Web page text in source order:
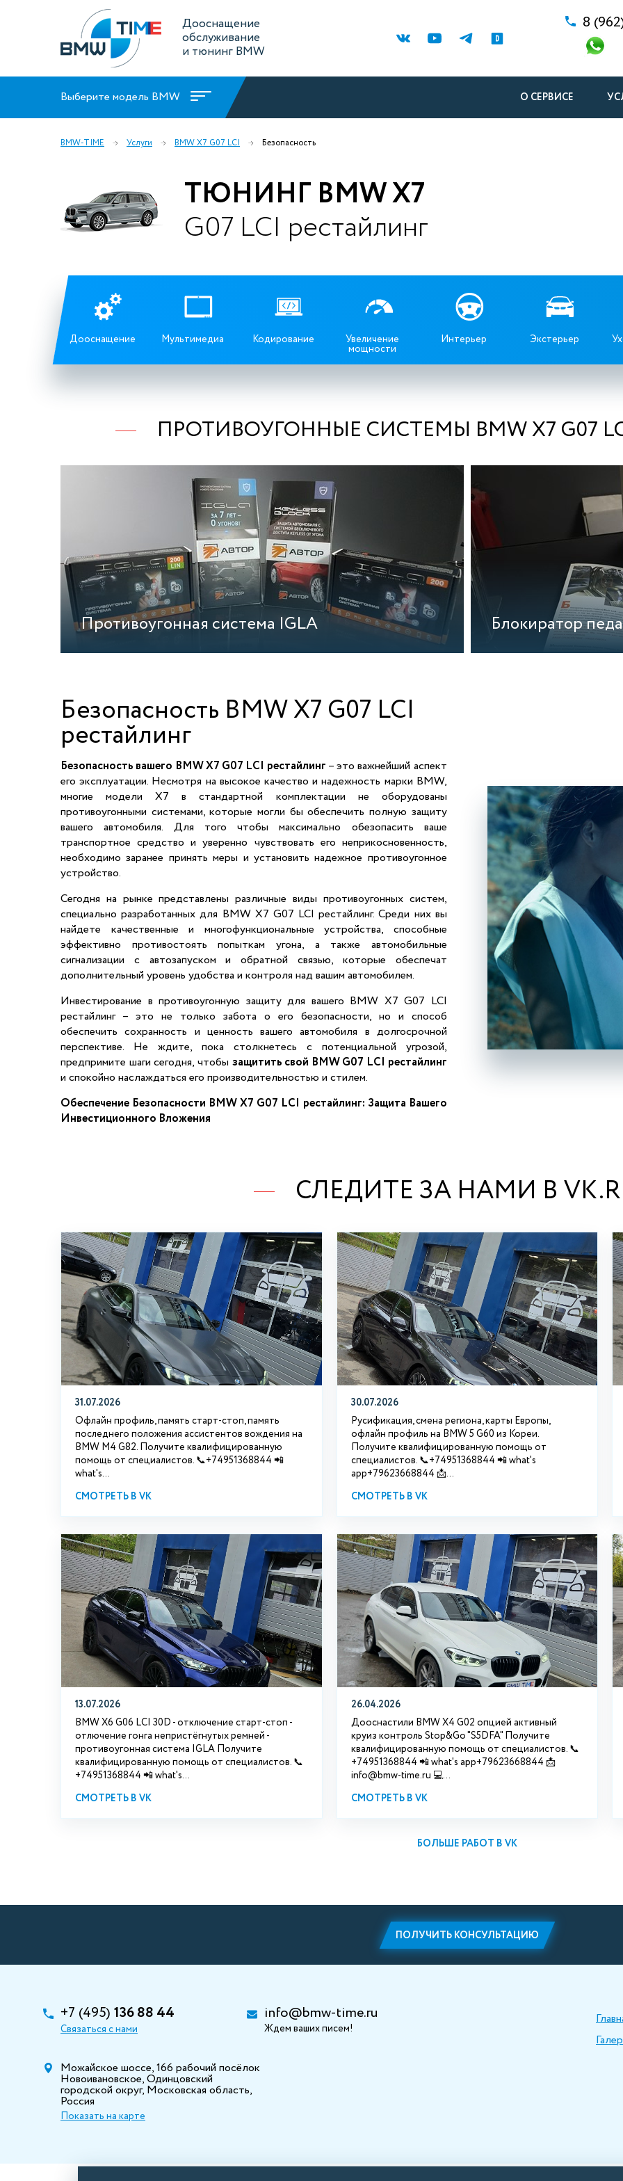
Дооснащение
обслуживание
и тюнинг BMW
8
Выберите модель BMW О СЕРВИСЕ
BMW-TIME Услуги BMW X7 G07 LCI Безопасность
ТЮНИНГ BMW X7
G07 LCI рестайлинг
Дооснащение Мультимедиа Кодирование Увеличение
мощности
Интерьер Экстерьер
ПРОТИВОУГОННЫЕ СИСТЕМЫ BMW X7 G07
Противоугонная система IGLA Блокиратор
Безопасность BMW X7 G07 LCI
рестайлинг
Безопасность вашего BMW X7 G07 LCI рестайлинг – это важнейший аспект
его эксплуатации. Несмотря на высокое качество и надежность марки BMW,
многие модели X7 в стандартной комплектации не оборудованы
противоугонными системами, которые могли бы обеспечить полную защиту
вашего автомобиля. Для того чтобы максимально обезопасить ваше
транспортное средство и уверенно чувствовать его неприкосновенность,
необходимо заранее принять меры и установить надежное противоугонное
устройство.
Сегодня на рынке представлены различные виды противоугонных систем,
специально разработанных для BMW X7 G07 LCI рестайлинг. Среди них вы
найдете качественные и многофункциональные устройства, способные
эффективно противостоять попыткам угона, а также автомобильные
сигнализации с автозапуском и обратной связью, которые обеспечат
дополнительный уровень удобства и контроля над вашим автомобилем.
Инвестирование в противоугонную защиту для вашего BMW X7 G07 LCI
рестайлинг – это не только забота о его безопасности, но и способ
обеспечить сохранность и ценность вашего автомобиля в долгосрочной
перспективе. Не ждите, пока столкнетесь с потенциальной угрозой,
предпримите шаги сегодня, чтобы защитить свой BMW G07 LCI рестайлинг
и спокойно наслаждаться его производительностью и стилем.
Обеспечение Безопасности BMW X7 G07 LCI рестайлинг: Защита Вашего
Инвестиционного Вложения
СЛЕДИТЕ ЗА НАМИ В
31.07.2026
Офлайн профиль, память старт-стоп, память
последнего положения ассистентов вождения на
BMW М4 G82. Получите квалифицированную
помощь от специалистов. 📞+74951368844 📲
what's...
СМОТРЕТЬ В VK
30.07.2026
Русификация, смена региона, карты Европы,
офлайн профиль на BMW 5 G60 из Кореи.
Получите квалифицированную помощь от
специалистов. 📞+74951368844 📲 what's
app+79623668844 📩...
СМОТРЕТЬ В VK
13.07.2026
BMW X6 G06 LCI 30D - отключение старт-стоп -
отлючение гонга непристёгнутых ремней -
противоугонная система IGLA Получите
квалифицированную помощь от специалистов. 📞
+74951368844 📲 what's...
СМОТРЕТЬ В VK
26.04.2026
Дооснастили BMW X4 G02 опцией активный
круиз контроль Stop&Go "S5DFA" Получите
квалифицированную помощь от специалистов. 📞
+74951368844 📲 what's app+79623668844 📩
info@bmw-time.ru 💻...
СМОТРЕТЬ В VK
БОЛЬШЕ РАБОТ В VK
ПОЛУЧИТЬ КОНСУЛЬТАЦИЮ
+7 (495) 136 88 44
Связаться с нами
info@bmw-time.ru
Ждем ваших писем!
Можайское шоссе, 166 рабочий посёлок
Новоивановское, Одинцовский
городской округ, Московская область,
Россия
Показать на карте